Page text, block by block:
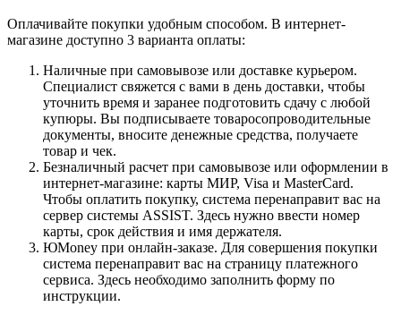
Оплачивайте покупки удобным способом. В интернет-
магазине доступно 3 варианта оплаты:
Наличные при самовывозе или доставке курьером.
Специалист свяжется с вами в день доставки, чтобы
уточнить время и заранее подготовить сдачу с любой
купюры. Вы подписываете товаросопроводительные
документы, вносите денежные средства, получаете
товар и чек.
Безналичный расчет при самовывозе или оформлении в
интернет-магазине: карты МИР, Visa и MasterCard.
Чтобы оплатить покупку, система перенаправит вас на
сервер системы ASSIST. Здесь нужно ввести номер
карты, срок действия и имя держателя.
ЮMoney при онлайн-заказе. Для совершения покупки
система перенаправит вас на страницу платежного
сервиса. Здесь необходимо заполнить форму по
инструкции.